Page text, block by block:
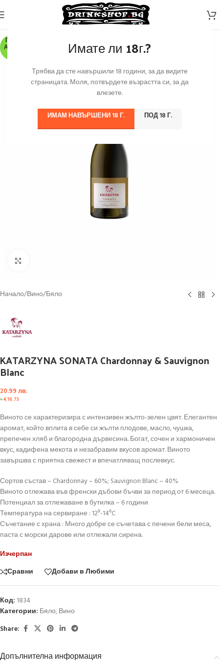
Имате ли 18г.?
Трябва да сте навършили 18 години, за да видите
страницата. Моля, потвърдете възрастта си, за да
влезете.
ИМАМ НАВЪРШЕНИ 18 Г. ПОД 18 Г.
ПО З
АЯВК
Начало/Вино/Бяло
KATARZYNA SONATA Chardonnay & Sauvignon
Blanc
20.99 лв.
≈€10.73
Виното се характеризира с интензивен жълто-зелен цвят. Елегантен
аромат, който вплита в себе си жълти плодове, масло, чушка,
препечен хляб и благородна дървесина. Богат, сочен и хармоничен
вкус, кадифена мекота и незабравим вкусов аромат. Виното
завършва с приятна свежест и впечатляващ послевкус.
Сортов състав – Chardonnay – 60%; Sauvignon Blanc – 40%
Виното отлежава във френски дъбови бъчви за период от 6 месеца.
Потенциал за отлежаване в бутилка – 6 години
Температура на сервиране : 12⁰-14⁰C
Съчетание с храна : Много добре се съчетава с печени бели меса,
паста с морски дарове или отлежали сирена.
Изчерпан
Сравни
Добави в Любими
Код: 1834
Категории: Бяло,Вино
Share:
Допълнителна информация